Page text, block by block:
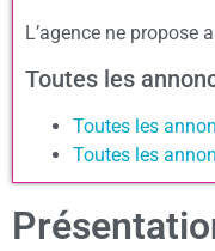
L’agence ne propose
Toutes les
Toutes les
Toutes les